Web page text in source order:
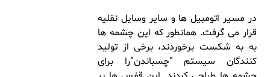
در مسیر اتومبیل ها و سایر وسایل نقلیه
قرار می گرفت. همانطور که این چشمه ها
به به شکست برخوردند، برخی از تولید
کنندگان سیستم “چسباندن”را برای